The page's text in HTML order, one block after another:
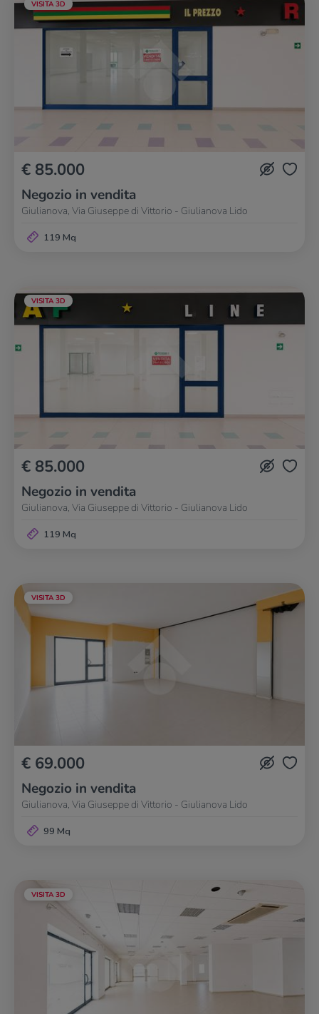
VISITA 3D
€ 85.000
Negozio in vendita
Giulianova, Via Giuseppe di Vittorio - Giulianova Lido
119 Mq
VISITA 3D
€ 85.000
Negozio in vendita
Giulianova, Via Giuseppe di Vittorio - Giulianova Lido
119 Mq
VISITA 3D
€ 69.000
Negozio in vendita
Giulianova, Via Giuseppe di Vittorio - Giulianova Lido
99 Mq
VISITA 3D